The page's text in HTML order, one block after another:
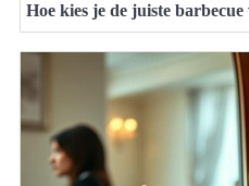
Hoe kies je de juiste